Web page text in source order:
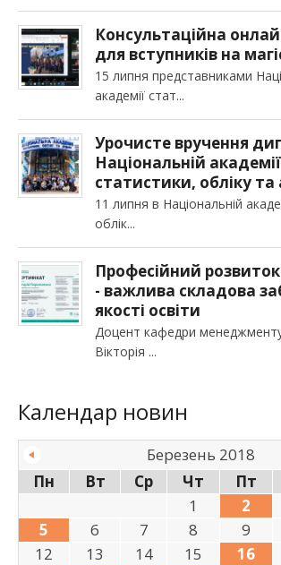
Консультаційна
для вступників на
15 липня представниками
академії стат
Урочисте вручення
Національній академії
статистики, обліку
11 липня в Національній
облік
Професійний
- важлива складова
якості освіти
Доцент кафедри
Вікторія
Календар новин
Березень 2018
Пн
Вт Ср Чт Пт
1
2
5
6 7 8 9
12
13 14 15 16